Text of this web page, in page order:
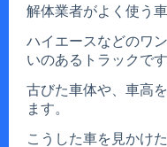
解体業者がよく使う
ハイエースなどのワ
いのあるトラックです
古びた車体や、車高
ます。
こうした車を見かけ